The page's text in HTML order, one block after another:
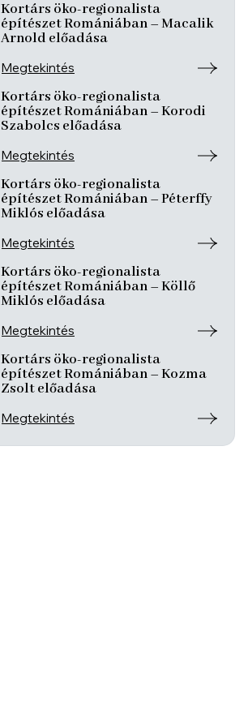
Kortárs öko-regionalista
építészet Romániában – Macalik
Arnold előadása
Megtekintés
Kortárs öko-regionalista
építészet Romániában – Korodi
Szabolcs előadása
Megtekintés
Kortárs öko-regionalista
építészet Romániában – Péterffy
Miklós előadása
Megtekintés
Kortárs öko-regionalista
építészet Romániában – Köllő
Miklós előadása
Megtekintés
Kortárs öko-regionalista
építészet Romániában – Kozma
Zsolt előadása
Megtekintés